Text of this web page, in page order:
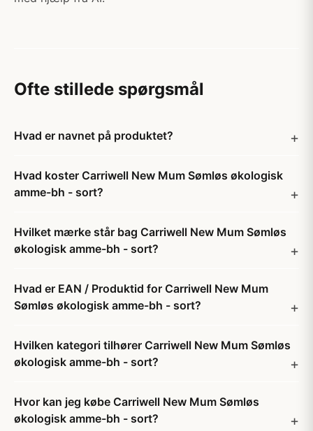
Ofte stillede spørgsmål
Hvad er navnet på produktet?
Hvad koster Carriwell New Mum Sømløs økologisk
amme-bh - sort?
Hvilket mærke står bag Carriwell New Mum Sømløs
økologisk amme-bh - sort?
Hvad er EAN / Produktid for Carriwell New Mum
Sømløs økologisk amme-bh - sort?
Hvilken kategori tilhører Carriwell New Mum Sømløs
økologisk amme-bh - sort?
Hvor kan jeg købe Carriwell New Mum Sømløs
økologisk amme-bh - sort?